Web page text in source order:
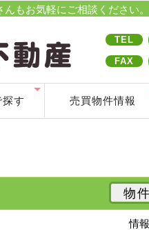
もお気軽にご相談ください。
TEL
FAX
す 売買物件情報
物
情